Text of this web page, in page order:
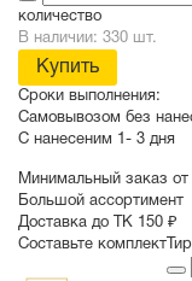
количество
В наличии: 330 шт.
Купить
Сроки выполнения:
Самовывозом без
С нанесеним
1- 3 дня
Минимальный заказ от
Большой ассортимент
Доставка до ТК 150 ₽
Составьте комплект